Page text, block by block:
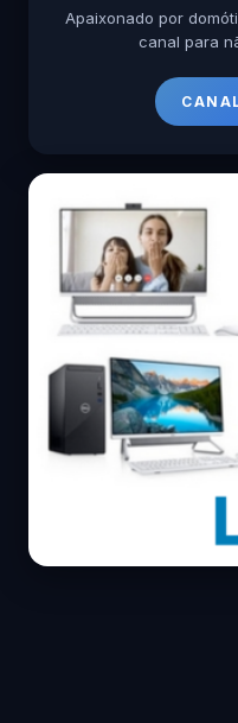
Apaixonado por
canal para